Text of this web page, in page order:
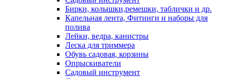
Бирки, колышки,ремешки, таблички и др.
Капельная лента, Фитинги и наборы для
полива
Лейки, ведра, канистры
Леска для триммера
Обувь садовая, корзины
Опрыскиватели
Садовый инструмент